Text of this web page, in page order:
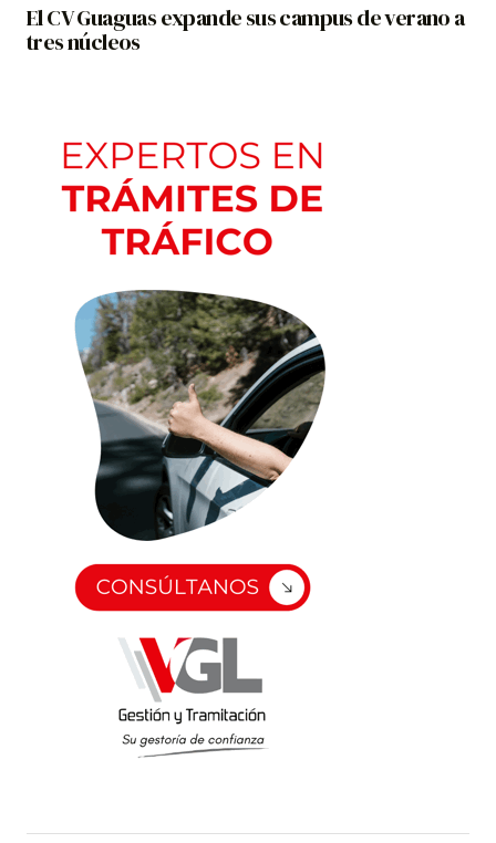
El CV Guaguas expande sus campus de verano a
tres núcleos